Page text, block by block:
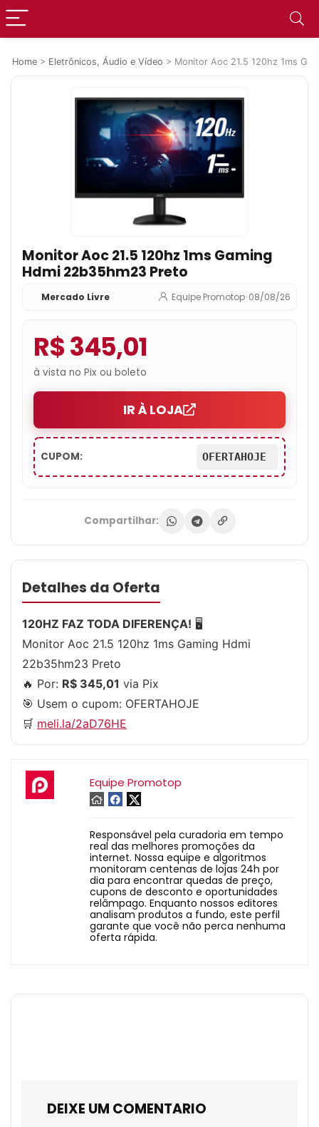
Home > Eletrônicos, Áudio e Vídeo > Monitor Aoc 21.5 120hz 1ms
Monitor Aoc 21.5 120hz 1ms Gaming
Hdmi 22b35hm23 Preto
Mercado Livre Equipe Promotop•08/08/26
R$ 345,01
à vista no Pix ou boleto
IR À LOJA
CUPOM: OFERTAHOJE
Compartilhar:
Detalhes da Oferta
120HZ FAZ TODA DIFERENÇA! 🖥️
Monitor Aoc 21.5 120hz 1ms Gaming Hdmi
22b35hm23 Preto
🔥 Por: R$ 345,01 via Pix
🎯 Usem o cupom: OFERTAHOJE
🛒 meli.la/2aD76HE
Equipe Promotop
Responsável pela curadoria em tempo
real das melhores promoções da
internet. Nossa equipe e algoritmos
monitoram centenas de lojas 24h por
dia para encontrar quedas de preço,
cupons de desconto e oportunidades
relâmpago. Enquanto nossos editores
analisam produtos a fundo, este perfil
garante que você não perca nenhuma
oferta rápida.
DEIXE UM COMENTARIO